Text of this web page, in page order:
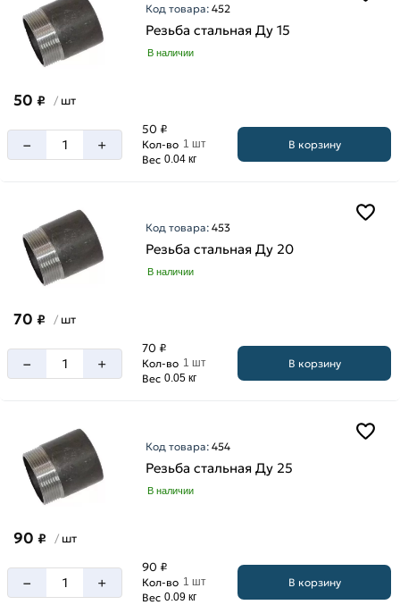
Код товара:452
Резьба стальная Ду 15
В наличии
50 ₽ / шт
– +
50 ₽
Кол-во 1 шт
Вес 0.04 кг
В корзину
Код товара:453
Резьба стальная Ду 20
В наличии
70 ₽ / шт
– +
70 ₽
Кол-во 1 шт
Вес 0.05 кг
В корзину
Код товара:454
Резьба стальная Ду 25
В наличии
90 ₽ / шт
– +
90 ₽
Кол-во 1 шт
Вес 0.09 кг
В корзину